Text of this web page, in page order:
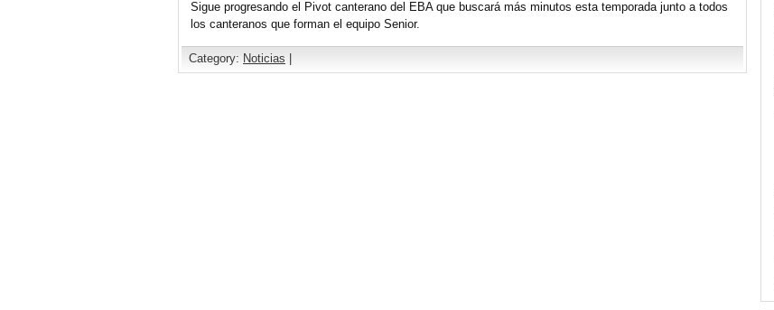
Sigue progresando el Pivot canterano del EBA que buscará más minutos esta temporada junto a todos
los canteranos que forman el equipo Senior.
Category: Noticias |